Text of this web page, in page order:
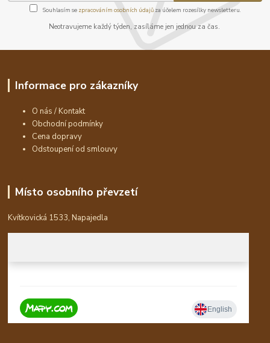
Souhlasím se zpracováním osobních údajůza účelem rozesílky newsletteru.
Neotravujeme každý týden, zasíláme jen jednou za čas.
Informace pro zákazníky
O nás / Kontakt
Obchodní podmínky
Cena dopravy
Odstoupení od smlouvy
Místo osobního převzetí
Kvítkovická 1533, Napajedla